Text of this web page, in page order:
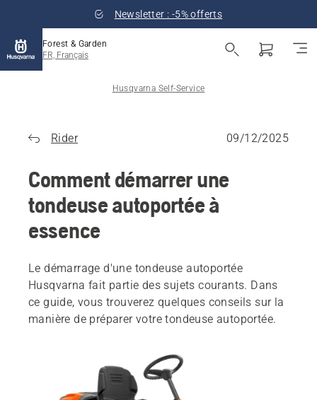
Newsletter : -5% offerts
Forest & Garden
FR, Français
Husqvarna Self-Service
Rider 09/12/2025
Comment démarrer une
tondeuse autoportée à
essence
Le démarrage d'une tondeuse autoportée
Husqvarna fait partie des sujets courants. Dans
ce guide, vous trouverez quelques conseils sur la
manière de préparer votre tondeuse autoportée.